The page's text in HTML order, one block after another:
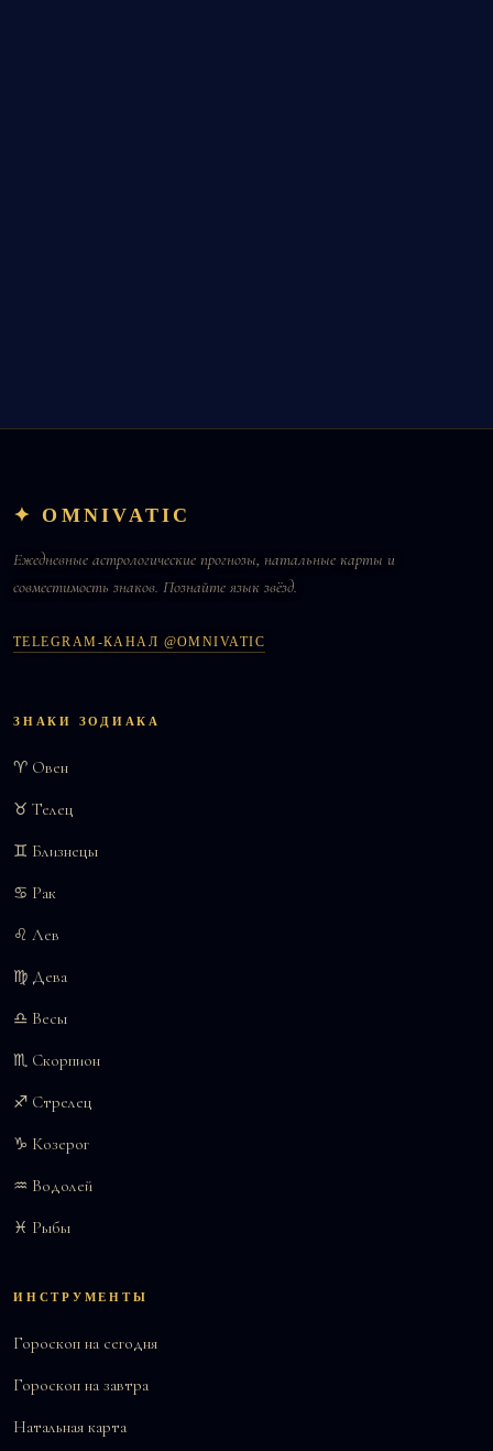
✦ OMNIVATIC
Ежедневные астрологические прогнозы, натальные карты и
совместимость знаков. Познайте язык звёзд.
TELEGRAM-КАНАЛ @OMNIVATIC
ЗНАКИ ЗОДИАКА
♈ Овен
♉ Телец
♊ Близнецы
♋ Рак
♌ Лев
♍ Дева
♎ Весы
♏ Скорпион
♐ Стрелец
♑ Козерог
♒ Водолей
♓ Рыбы
ИНСТРУМЕНТЫ
Гороскоп на сегодня
Гороскоп на завтра
Натальная карта